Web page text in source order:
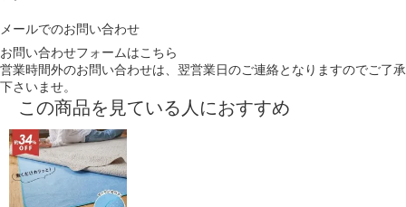
メールでのお問い合わせ
お問い合わせフォームはこちら
営業時間外のお問い合わせは、翌営業日のご連絡となりますのでご了承
下さいませ。
この商品を見ている人におすすめ